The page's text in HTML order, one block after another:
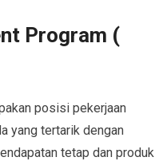
Program (
posisi pekerjaan
yang tertarik dengan
tetap dan produk